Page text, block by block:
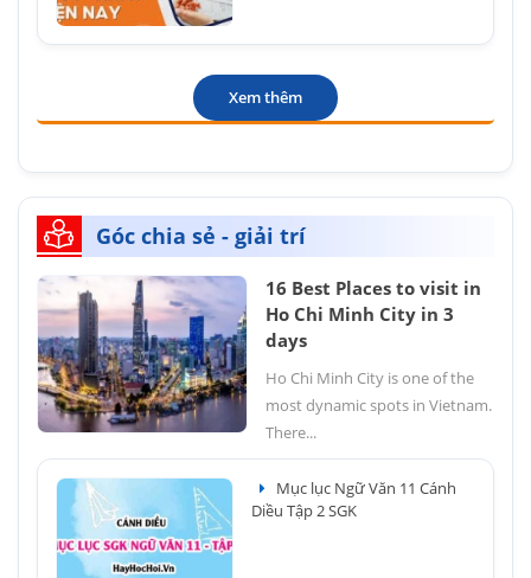
Xem thêm
Góc chia sẻ - giải trí
16 Best Places to visit in
Ho Chi Minh City in 3
days
Ho Chi Minh City is one of the
most dynamic spots in Vietnam.
There...
Mục lục Ngữ Văn 11 Cánh
Diều Tập 2 SGK